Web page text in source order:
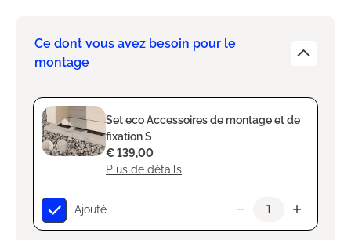
Ce dont vous avez besoin pour le
montage
Set eco Accessoires de montage et de
fixation S
Plus de détails
€ 139,00
Ajouté